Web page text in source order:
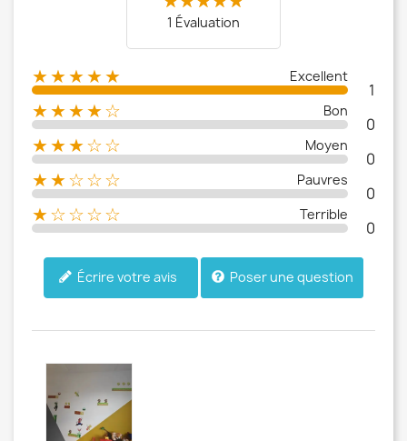
1 Évaluation
★★★★★ Excellent
1
★★★★☆
Bon
0
★★★☆☆
Moyen
0
★★☆☆☆
Pauvres
0
★☆☆☆☆
Terrible
0
Écrire votre avis Poser une question